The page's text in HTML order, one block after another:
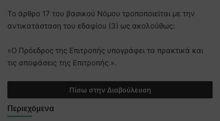
Το άρθρο 17 του βασικού Νόμου τροποποιείται με την
αντικατάσταση του εδαφίου (3) ως ακολούθως:
«Ο Πρόεδρος της Επιτροπής υπογράφει τα πρακτικά και
τις αποφάσεις της Επιτροπής.».
Πίσω στην Διαβούλευση
Περιεχόμενα